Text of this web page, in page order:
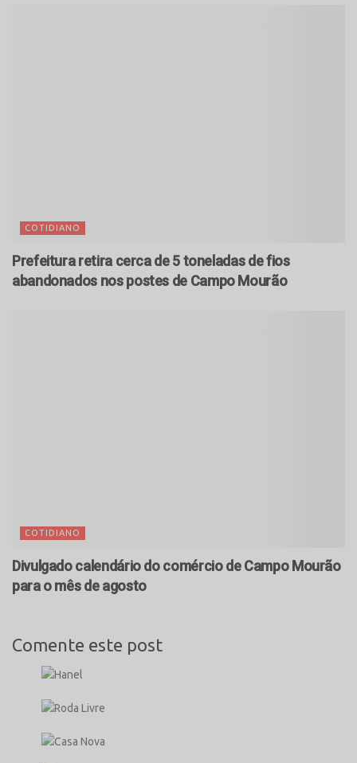
COTIDIANO
Prefeitura retira cerca de 5 toneladas de fios
abandonados nos postes de Campo Mourão
COTIDIANO
Divulgado calendário do comércio de Campo Mourão
para o mês de agosto
Comente este post